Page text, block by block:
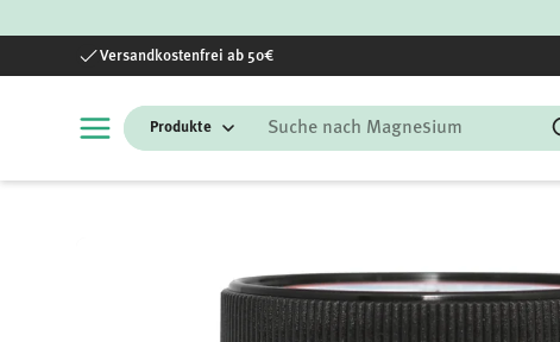
Direkt zum Inhalt
Versandkostenfrei ab 50€
Suchen